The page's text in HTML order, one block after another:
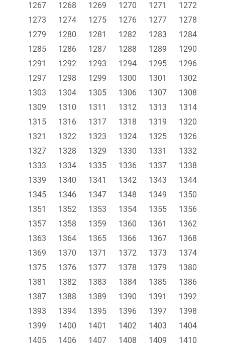
1267
1268 1269 1270 1271
1272
1273
1274 1275 1276 1277
1278
1279
1280 1281 1282 1283
1284
1285
1286 1287 1288 1289
1290
1291
1292 1293 1294 1295
1296
1297
1298 1299 1300 1301
1302
1303
1304 1305 1306 1307
1308
1309
1310 1311 1312 1313
1314
1315
1316 1317 1318 1319
1320
1321
1322 1323 1324 1325
1326
1327
1328 1329 1330 1331
1332
1333
1334 1335 1336 1337
1338
1339
1340 1341 1342 1343
1344
1345
1346 1347 1348 1349
1350
1351
1352 1353 1354 1355
1356
1357
1358 1359 1360 1361
1362
1363
1364 1365 1366 1367
1368
1369
1370 1371 1372 1373
1374
1375
1376 1377 1378 1379
1380
1381
1382 1383 1384 1385
1386
1387
1388 1389 1390 1391
1392
1393
1394 1395 1396 1397
1398
1399
1400 1401 1402 1403
1404
1405
1406 1407 1408 1409
1410